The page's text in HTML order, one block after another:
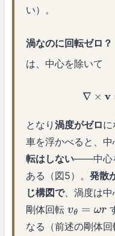
い）。
渦なのに回転ゼロ？
は、中心を除いて
となり渦度がゼロ
車を浮かべると、
転はしない——中心
ある（図5）。発散
じ構図で、渦度は
剛体回転vθ =ω r
なる（前述の剛体回